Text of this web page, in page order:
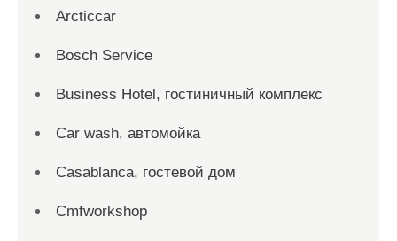
Arcticcar
Bosch Service
Business Hotel, гостиничный комплекс
Car wash, автомойка
Casablanca, гостевой дом
Cmfworkshop